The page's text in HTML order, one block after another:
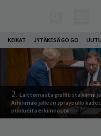
KEIKAT JYTÄKESÄ GO GO
2. Laittomasta graffitista kiinni
Arhinmäki jälleen spraypullo
puolueita ei kiinnosta